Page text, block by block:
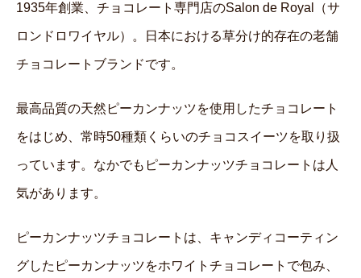
1935年創業、チョコレート専門店のSalon de Royal（サ
ロンドロワイヤル）。日本における草分け的存在の老舗
チョコレートブランドです。
最高品質の天然ピーカンナッツを使用したチョコレート
をはじめ、常時50種類くらいのチョコスイーツを取り扱
っています。なかでもピーカンナッツチョコレートは人
気があります。
ピーカンナッツチョコレートは、キャンディコーティン
グしたピーカンナッツをホワイトチョコレートで包み、